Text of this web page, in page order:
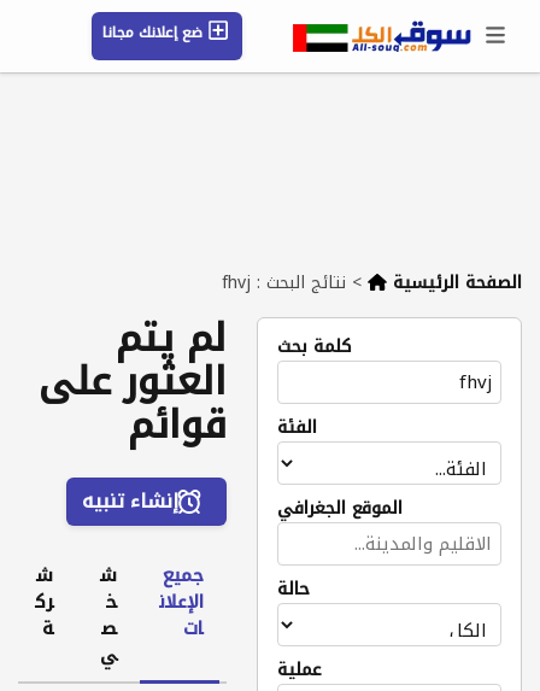
ضع إعلانك مجانا
حسابي / تسجيل
الصفحة الرئيسية > نتائج البحث : fhvj
كلمة بحث
الفئة
الموقع الجغرافي
حالة
عملية
لم يتم
العثور على
قوائم
إنشاء تنبيه
جميع
الإعلان
ات
ش
خ
ص
ي
ش
رك
ة